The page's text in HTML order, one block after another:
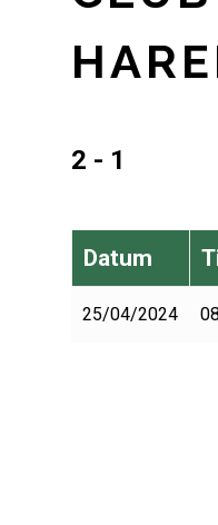
2 - 1
Datum
25/04/2024